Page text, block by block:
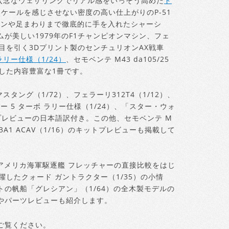
ールを感じさせない密度の高い仕上がりのP-51
や足まわりまで徹底的に手を入れたシャーシ
美しい1979年のF1チャンピオンマシン、フェ
引く3Dプリント製のセンチュリオンAX戦車
ー仕様（1/24） 、セモベンテ M43 da105/25
内容豊富な1冊です。
タング（1/72）、フェラーリ312T4（1/12）、
5 ターボ ラリー仕様（1/24）、「スター・ウォ
ビューの日本語訳付き。この他、セモベンテ M
ACAV（1/16）のキットプレビューも掲載して
リカ海軍駆逐艦 フレッチャーの直接比較をはじ
したクォード ガントラクター（1/35）の小情
帆船「グレシアン」（1/64）の全木製モデルの
ーツレビューも紹介します。
覧ください。